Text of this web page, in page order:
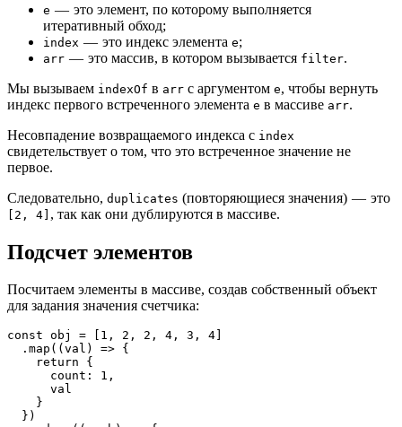
e — это элемент, по которому выполняется
итеративный обход;
index — это индекс элемента e;
arr — это массив, в котором вызывается filter.
Мы вызываем indexOf в arr с аргументом e, чтобы вернуть
индекс первого встреченного элемента e в массиве arr.
Несовпадение ​возвращаемого индекса с index
свидетельствует о том, что это встреченное значение не
первое.
Следовательно, duplicates (повторяющиеся значения) — это
[2, 4] , так как они дублируются в массиве.
Подсчет элементов
Посчитаем элементы в массиве, создав собственный объект
для задания значения счетчика:
const obj = [1, 2, 2, 4, 3, 4]